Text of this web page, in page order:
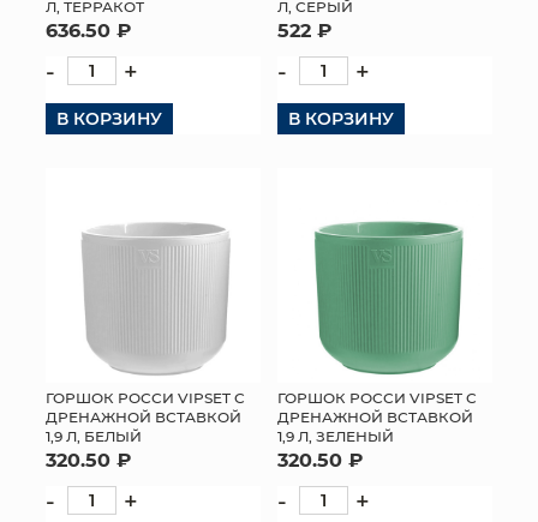
Л, ТЕРРАКОТ
636.50 ₽
- +
В КОРЗИНУ
Л, СЕРЫЙ
522 ₽
- +
В КОРЗИНУ
ГОРШОК РОССИ VIPSET С
ДРЕНАЖНОЙ ВСТАВКОЙ
1,9 Л, БЕЛЫЙ
320.50 ₽
- +
ГОРШОК РОССИ VIPSET С
ДРЕНАЖНОЙ ВСТАВКОЙ
1,9 Л, ЗЕЛЕНЫЙ
320.50 ₽
- +